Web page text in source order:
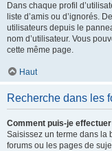
Dans chaque profil
liste d’amis ou d’ignorés.
utilisateurs depuis le
nom d’utilisateur. Vous
cette même page.
Haut
Recherche dans les
Comment puis-je
Saisissez un terme dans la
forums ou les pages de